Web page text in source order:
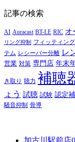
記事の検索
AI Auracast BT-LE RIC オ
リング抑制
フィッティング
テム レシーバー分離 レ
営業 対策 専門店 年末
き取り 聴力 補聴
ょう 試聴 試験 認定
騒音抑制 骨導